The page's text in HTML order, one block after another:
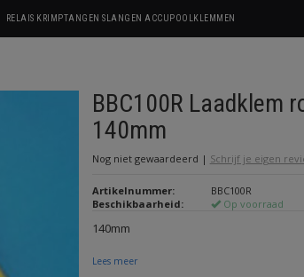
RELAIS KRIMPTANGEN SLANGEN ACCUPOOLKLEMMEN
BBC100R Laadklem
140mm
Nog niet gewaardeerd | Schrijf je eigen
Artikelnummer:
BBC100R
Beschikbaarheid:
Op voorraad
140mm
Lees meer